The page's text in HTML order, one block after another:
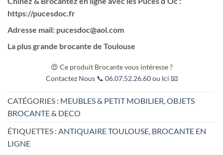
https://pucesdoc.fr
Adresse mail: pucesdoc@aol.com
La plus grande brocante de Toulouse
😍 Ce produit Brocante vous intéresse ?
Contactez Nous 📞 06.07.52.26.60 ou Ici 📧
CATÉGORIES : MEUBLES & PETIT MOBILIER,OBJETS
BROCANTE & DECO
ÉTIQUETTES : ANTIQUAIRE TOULOUSE, BROCANTE EN
LIGNE